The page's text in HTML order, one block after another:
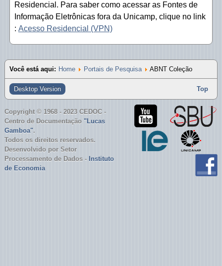
Repositório Institucional
Repositório de Dados
Serviço de Referência
Relatório - Escrita Original
SciELO
SPELL
USP - Bibliotecas
Residencial. Para saber como acessar as Fontes de
Informação Eletrônicas fora da Unicamp, clique no link
: Acesso Residencial (VPN)
Você está aqui: Home Portais de Pesquisa ABNT Coleção
Desktop Version Top
Copyright © 1968 - 2023 CEDOC -
Centro de Documentação "Lucas
Gamboa".
Todos os direitos reservados.
Desenvolvido por Setor
Processamento de Dados - Instituto
de Economia